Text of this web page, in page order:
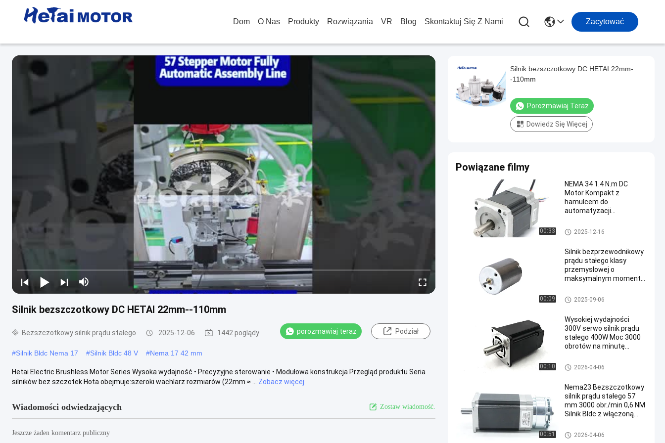
Dom O Nas Produkty Rozwiązania VR Blog Skontaktuj Się Z Nami Zacytować
Silnik bezszczotkowy DC HETAI 22mm--110mm
Bezszczotkowy silnik prądu stałego 2025-12-06 1442 poglądy porozmawiaj teraz Podział
#Silnik Bldc Nema 17 #Silnik Bldc 48 V #Nema 17 42 mm
Hetai Electric Brushless Motor Series Wysoka wydajność • Precyzyjne sterowanie • Modułowa konstrukcja Przegląd produktu Seria
silników bez szczotek Hota obejmuje:szeroki wachlarz rozmiarów (22mm ≈ ...
Zobacz więcej
Wiadomości odwiedzających Zostaw wiadomość.
Jeszcze żaden komentarz publiczny
Silnik bezszczotkowy DC HETAI 22mm-
-110mm
Porozmawiaj Teraz
Dowiedz Się Więcej
Powiązane filmy
00:33
NEMA 34 1.4 N.m DC
Motor Kompakt z
hamulcem do
automatyzacji
Bezszczotkowy silnik prądu s
tałego
2025-12-16
00:09
Silnik bezprzewodnikowy
prądu stałego klasy
przemysłowej o
maksymalnym momentu
klasie izolacyjnej B
Bezszczotkowy silnik prądu s
tałego
2025-09-06
00:10
Wysokiej wydajności
300V serwo silnik prądu
stałego 400W Moc 3000
obrotów na minutę
Silnik serwo AC
2026-04-06
00:51
Nema23 Bezszczotkowy
silnik prądu stałego 57
mm 3000 obr./min 0,6 NM
Silnik Bldc z włączoną
Bezszczotkowy silnik prądu s
tałego
2026-04-06